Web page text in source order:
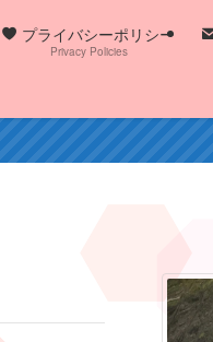
プライバシーポリシー
Privacy Policies